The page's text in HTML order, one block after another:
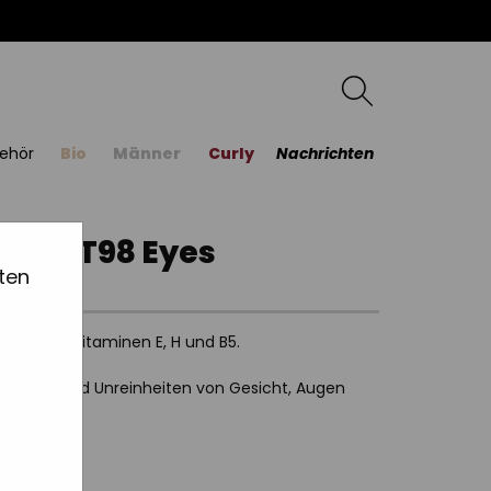
Bio Männer Curly Nachrichten
T98 Eyes
den Vitaminen E, H und B5.
up und Unreinheiten von Gesicht, Augen